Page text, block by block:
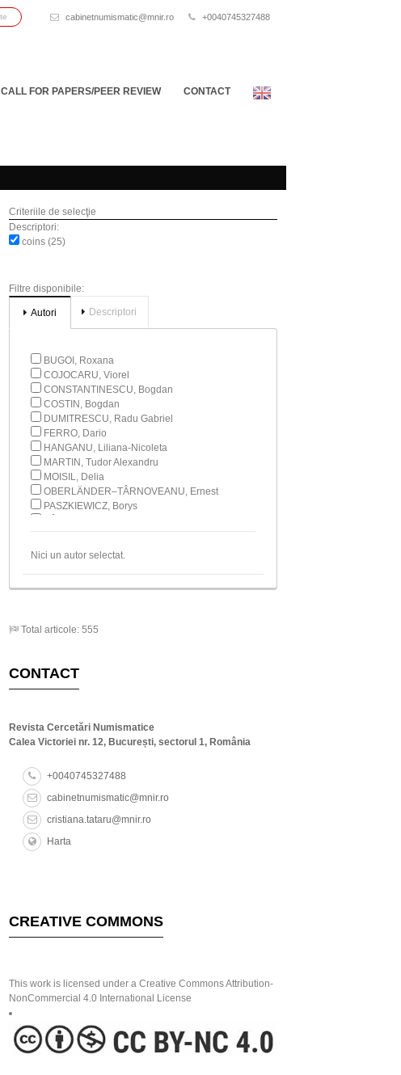
cabinetnumismatic@mnir.ro +0040745327488
CALL FOR PAPERS/PEER REVIEW CONTACT
Criteriile de selecţie
Descriptori:
coins (25)
Filtre disponibile:
Autori Descriptori
BUGOI, Roxana
COJOCARU, Viorel
CONSTANTINESCU, Bogdan
COSTIN, Bogdan
DUMITRESCU, Radu Gabriel
FERRO, Dario
HANGANU, Liliana-Nicoleta
MARTIN, Tudor Alexandru
MOISIL, Delia
OBERLÄNDER–TÂRNOVEANU, Ernest
PASZKIEWICZ, Borys
PÎNZAR, Alexandru
SCĂICEANU, Cristian
TALMAȚCHI, Gabriel Mircea
TOMA, Corina
Nici un autor selectat.
Total articole: 555
CONTACT
Revista Cercetări Numismatice
Calea Victoriei nr. 12, București, sectorul 1, România
+0040745327488
cabinetnumismatic@mnir.ro
cristiana.tataru@mnir.ro
Harta
CREATIVE COMMONS
This work is licensed under a Creative Commons Attribution-
NonCommercial 4.0 International License